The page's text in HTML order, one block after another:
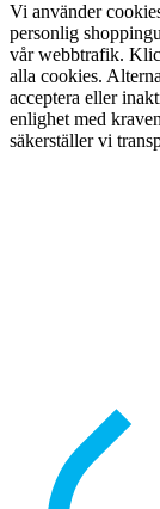
Vi använder
personlig
vår webbtrafik.
alla cookies.
acceptera eller
enlighet med
säkerställer vi